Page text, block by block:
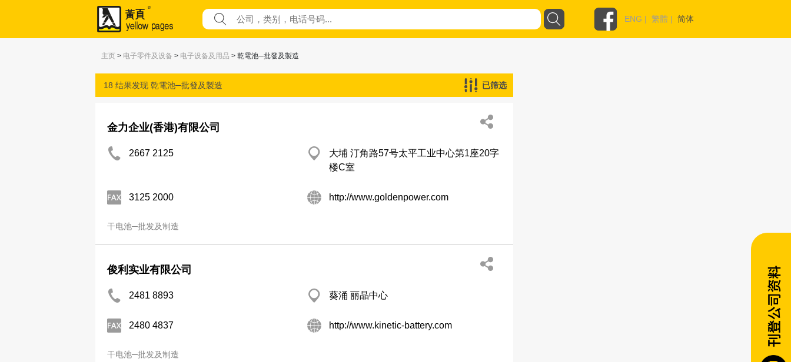
ENG | 繁體 | 简体
主页 > 电子零件及设备 > 电子设备及用品 > 乾電池─批發及製造
18 结果发现 乾電池─批發及製造 已筛选
金力企业(香港)有限公司
2667 2125
大埔 汀角路57号太平工业中心第1座20字
楼C室
3125 2000 http://www.goldenpower.com
干电池─批发及制造
俊利实业有限公司
2481 8893 葵涌 丽晶中心
2480 4837 http://www.kinetic-battery.com
干电池─批发及制造